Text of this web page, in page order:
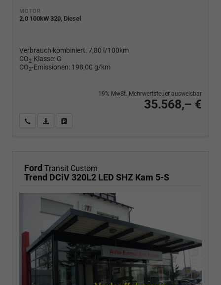
MOTOR
2.0 100kW 320, Diesel
Verbrauch kombiniert:7,80 l/100km
CO2-Klasse: G
CO2-Emissionen: 198,00 g/km
35.568,– €
19% MwSt. Mehrwertsteuer ausweisbar
Wir rufen Sie anPDF-Fahrzeugexposé drucken
Ford Transit Custom
Trend DCiV 320L2 LED SHZ Kam 5-S